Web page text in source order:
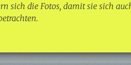
sich die Fotos, damit sie sich